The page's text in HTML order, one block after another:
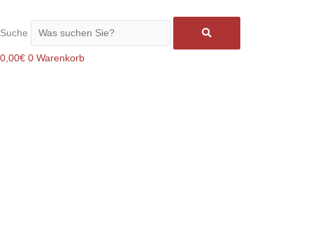
Suche
0,00€ 0 Warenkorb